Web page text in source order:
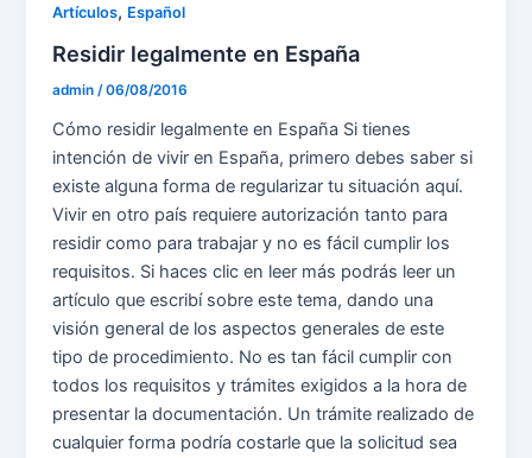
Artículos, Español
Residir legalmente en España
admin /06/08/2016
Cómo residir legalmente en España Si tienes
intención de vivir en España, primero debes saber si
existe alguna forma de regularizar tu situación aquí.
Vivir en otro país requiere autorización tanto para
residir como para trabajar y no es fácil cumplir los
requisitos. Si haces clic en leer más podrás leer un
artículo que escribí sobre este tema, dando una
visión general de los aspectos generales de este
tipo de procedimiento. No es tan fácil cumplir con
todos los requisitos y trámites exigidos a la hora de
presentar la documentación. Un trámite realizado de
cualquier forma podría costarle que la solicitud sea